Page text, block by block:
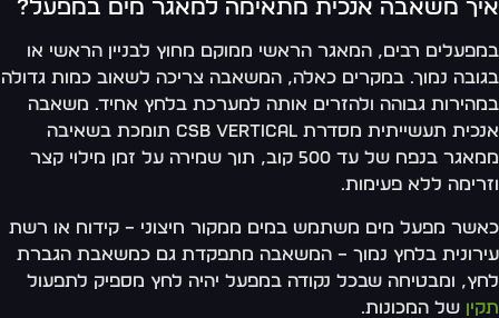
משאבה אנכית מתאימה למאגר מים במפעל?
רבים, המאגר הראשי ממוקם מחוץ לבניין הראשי או
נמוך. במקרים כאלה, המשאבה צריכה לשאוב כמות גדולה
גבוהה ולהזרים אותה למערכת בלחץ אחיד. משאבה
אנכית תעשייתית מסדרת CSB Vertical תומכת בשאיבה
ממאגר בנפח של עד 500 קוב, תוך שמירה על זמן מילוי קצר
ללא פעימות.
מפעל מים משתמש במים ממקור חיצוני – קידוח או רשת
בלחץ נמוך – המשאבה מתפקדת גם כמשאבת הגברת
ומבטיחה שבכל נקודה במפעל יהיה לחץ מספיק לתפעול
של המכונות.